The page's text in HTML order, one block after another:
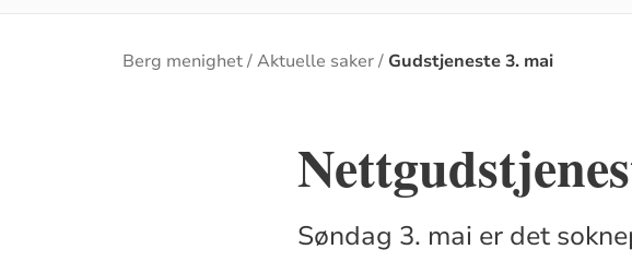
Brødsmulesti
Berg menighet Aktuelle saker Gudstjeneste 3. mai
Søndag 3. mai er det